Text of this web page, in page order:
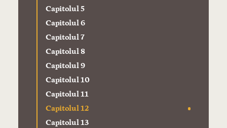
Capitolul 5
Capitolul 6
Capitolul 7
Capitolul 8
Capitolul 9
Capitolul 10
Capitolul 11
Capitolul 12
Capitolul 13